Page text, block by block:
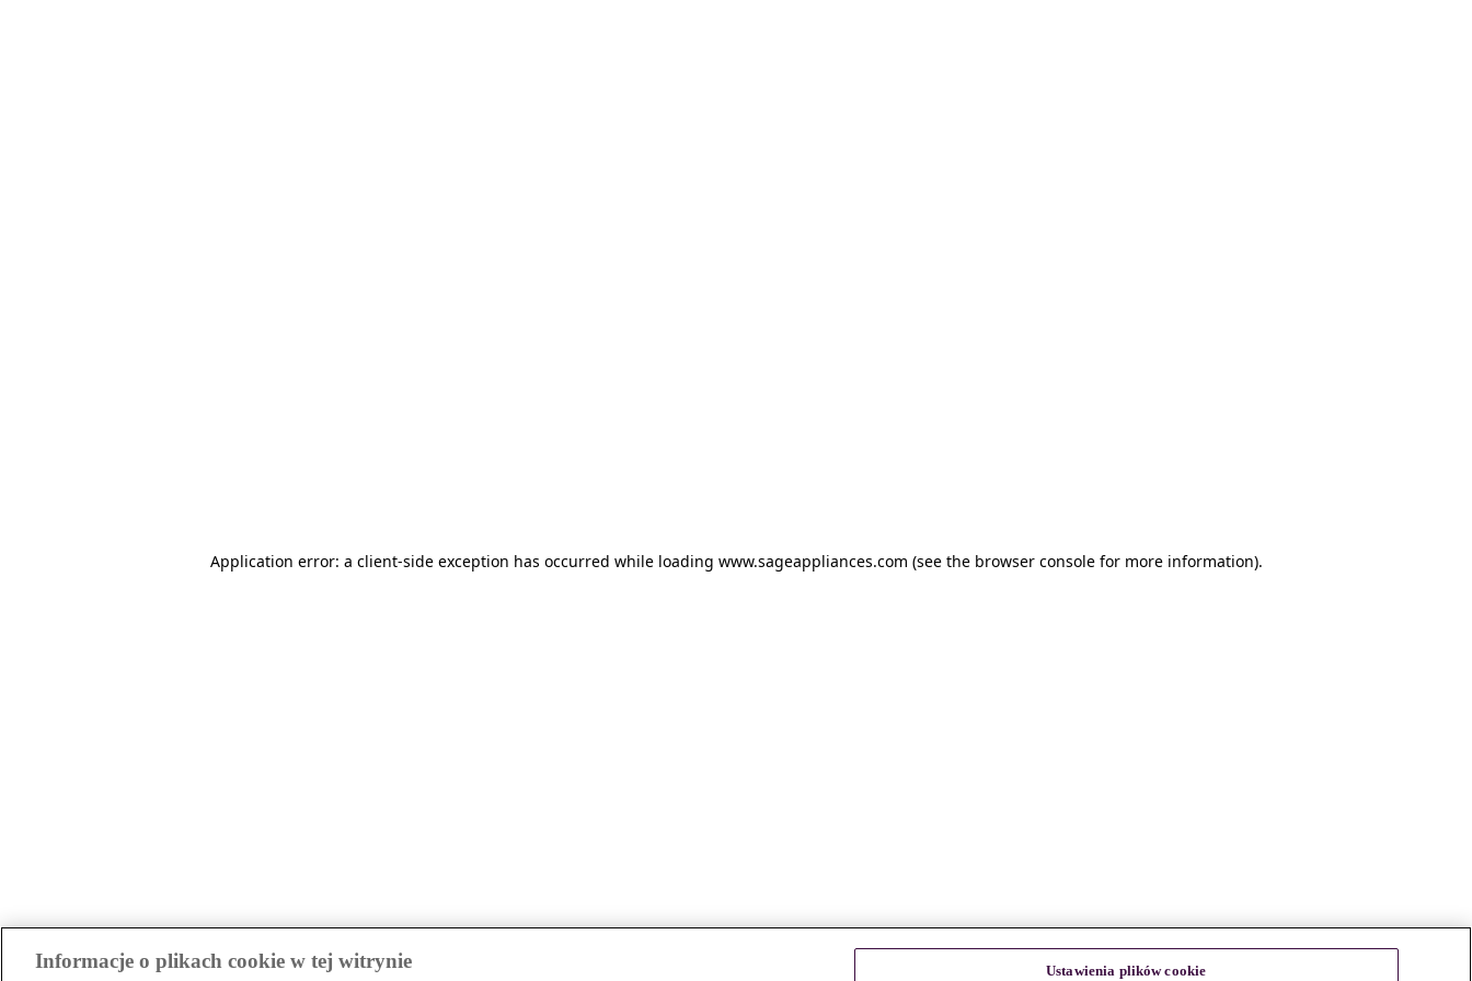
Application error: a client-side exception has occurred while loading www.sageappliances.com (see the browser console for more information).
Informacje o plikach cookie w tej witrynie Ustawienia plików cookie